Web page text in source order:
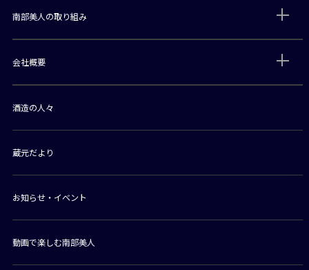
南部美人の取り組み
会社概要
酒造の人々
蔵元だより
お知らせ・イベント
動画で楽しむ南部美人